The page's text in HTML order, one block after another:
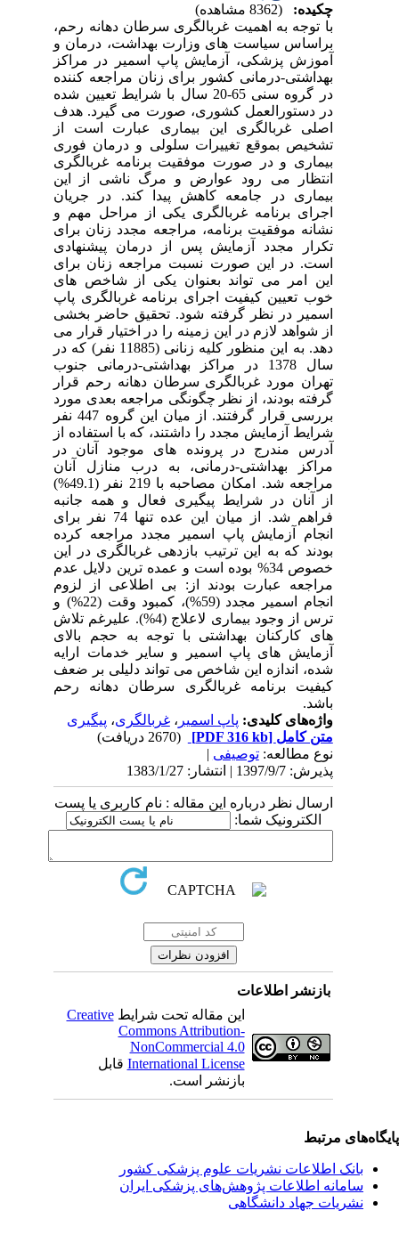
چکیده:
با توجه به اهمیت غربالگری سرطان دهانه رحم،
براساس سیاست های وزارت بهداشت، درمان و
آموزش پزشکی، آزمایش پاپ اسمیر در مراکز
بهداشتی-درمانی کشور برای زنان مراجعه کننده
در گروه سنی 65-20 سال با شرایط تعیین شده
در دستورالعمل کشوری، صورت می گیرد. هدف
اصلی غربالگری این بیماری عبارت است از
تشخیص بموقع تغییرات سلولی و درمان فوری
بیماری و در صورت موفقیت برنامه غربالگری
انتظار می رود عوارض و مرگ ناشی از این
بیماری در جامعه کاهش پیدا کند. در جریان
اجرای برنامه غربالگری یکی از مراحل مهم و
نشانه موفقیت برنامه، مراجعه مجدد زنان برای
تکرار مجدد آزمایش پس از درمان پیشنهادی
است. در این صورت نسبت مراجعه زنان برای
این امر می تواند بعنوان یکی از شاخص های
خوب تعیین کیفیت اجرای برنامه غربالگری پاپ
اسمیر در نظر گرفته شود. تحقیق حاضر بخشی
از شواهد لازم در این زمینه را در اختیار قرار می
دهد. به این منظور کلیه زنانی (11885 نفر) که در
سال 1378 در مراکز بهداشتی-درمانی جنوب
تهران مورد غربالگری سرطان دهانه رحم قرار
گرفته بودند، از نظر چگونگی مراجعه بعدی مورد
بررسی قرار گرفتند. از میان این گروه 447 نفر
شرایط آزمایش مجدد را داشتند، که با استفاده از
آدرس مندرج در پرونده های موجود آنان در
مراکز بهداشتی-درمانی، به درب منازل آنان
مراجعه شد. امکان مصاحبه با 219 نفر (49.1%)
از آنان در شرایط پیگیری فعال و همه جانبه
فراهم شد. از میان این عده تنها 74 نفر برای
انجام آزمایش پاپ اسمیر مجدد مراجعه کرده
بودند که به این ترتیب بازدهی غربالگری در این
خصوص 34% بوده است و عمده ترین دلایل عدم
مراجعه عبارت بودند از: بی اطلاعی از لزوم
انجام اسمیر مجدد (59%)، کمبود وقت (22%) و
ترس از وجود بیماری لاعلاج (4%). علیرغم تلاش
های کارکنان بهداشتی با توجه به حجم بالای
آزمایش های پاپ اسمیر و سایر خدمات ارایه
شده، اندازه این شاخص می تواند دلیلی بر ضعف
کیفیت برنامه غربالگری سرطان دهانه رحم
باشد.
واژه‌های کلیدی:پاپ اسمیر، غربالگری،پیگیری
متن کامل[PDF 316 kb]
نوع مطالعه:توصیفی|
پذیرش: 1397/9/7 | انتشار: 1383/1/27
ارسال نظر درباره این مقاله : نام کاربری یا پست
الکترونیک شما:
بازنشر اطلاعات
این مقاله تحت شرایطCreative
Commons Attribution-
NonCommercial 4.0
International Licenseقابل
بازنشر است.
مرتبط
بانک اطلاعات نشریات علوم پزشکی کشور
سامانه اطلاعات پژوهش‌های پزشکی ایران
نشریات جهاد دانشگاهی